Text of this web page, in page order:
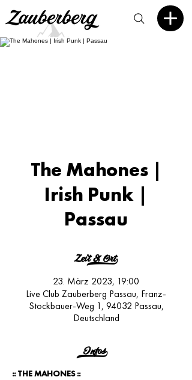
The Mahones |
Irish Punk |
Passau
Zeit & Ort>
23. März 2023, 19:00
Live Club Zauberberg Passau, Franz-
Stockbauer-Weg 1, 94032 Passau,
Deutschland
Infos>
:: THE MAHONES ::